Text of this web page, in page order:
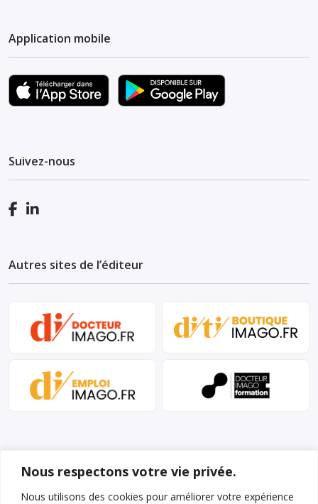
Nous respectons votre vie privée.
Nous utilisons des cookies pour améliorer votre expérience
Application mobile
Suivez-nous
Autres sites de l’éditeur